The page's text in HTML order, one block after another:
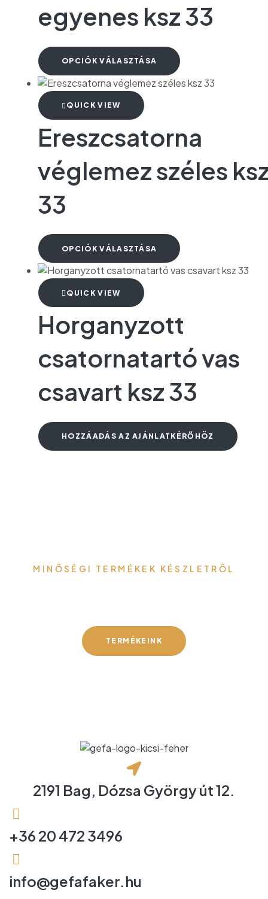
egyenes ksz 33
OPCIÓK VÁLASZTÁSA
QUICK VIEW
Ereszcsatorna
véglemez széles
33
OPCIÓK VÁLASZTÁSA
QUICK VIEW
Horganyzott
csatornatartó vas
csavart ksz 33
HOZZÁADÁS AZ AJÁNLATKÉRŐHÖZ
MINŐSÉGI TERMÉKEK KÉSZLETRŐL
TERMÉKEINK
2191 Bag, Dózsa György út 12.
+36 20 472 3496
info@gefafaker.hu